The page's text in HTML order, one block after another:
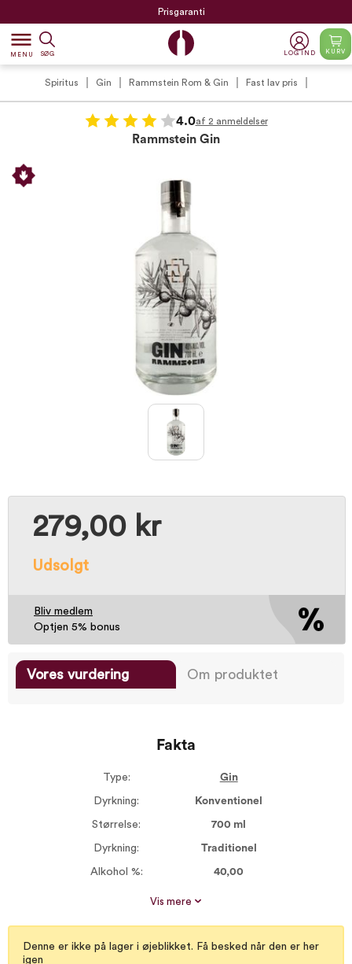
Prisgaranti
dehaze
MENU SØG LOG IND KURV
Spiritus Gin Rammstein Rom & Gin Fast lav pris
4.0af 2 anmeldelser
Rammstein Gin
279,00 kr
Udsolgt
Bliv medlem
Optjen 5% bonus
Vores vurdering Om produktet
Fakta
Type: Gin
Dyrkning: Konventionel
Størrelse: 700 ml
Dyrkning: Traditionel
Alkohol %: 40,00
Vis mere
Denne er ikke på lager i øjeblikket. Få besked når den er her
igen